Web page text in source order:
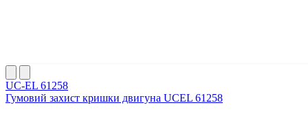
UC-EL 61258
Гумовий захист кришки двигуна UCEL 61258